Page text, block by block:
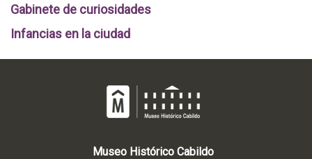
Gabinete de curiosidades
Infancias en la ciudad
Museo Histórico Cabildo